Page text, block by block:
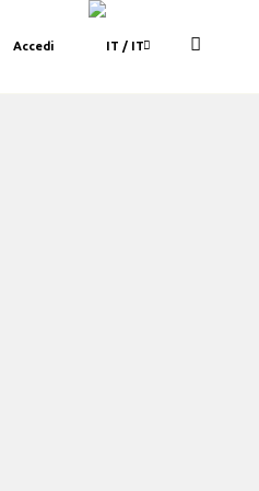
/ IT
Accedi